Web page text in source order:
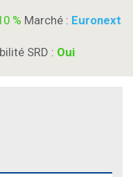
% Marché : Euronext
SRD : Oui